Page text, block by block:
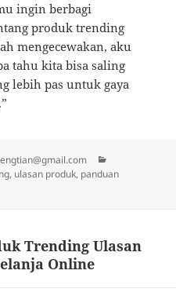
ingin berbagi
produk trending
mengecewakan, aku
tahu kita bisa saling
lebih pas untuk gaya
ulasan produk, panduan
Trending Ulasan
Online